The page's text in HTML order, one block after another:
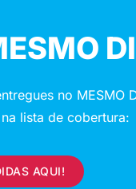
no MESMO
lista de cobertura:
AQUI!